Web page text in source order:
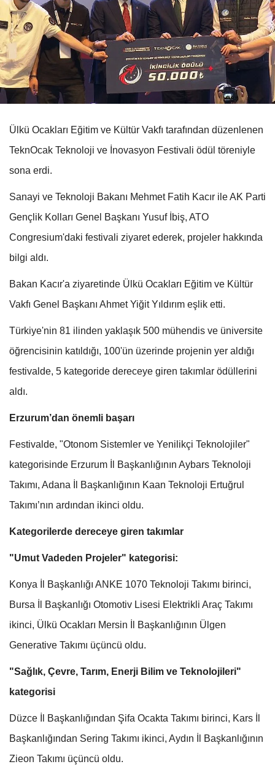
Ülkü Ocakları Eğitim ve Kültür Vakfı tarafından düzenlenen
TeknOcak Teknoloji ve İnovasyon Festivali ödül töreniyle
sona erdi.
Sanayi ve Teknoloji Bakanı Mehmet Fatih Kacır ile AK Parti
Gençlik Kolları Genel Başkanı Yusuf İbiş, ATO
Congresium'daki festivali ziyaret ederek, projeler hakkında
bilgi aldı.
Bakan Kacır'a ziyaretinde Ülkü Ocakları Eğitim ve Kültür
Vakfı Genel Başkanı Ahmet Yiğit Yıldırım eşlik etti.
Türkiye'nin 81 ilinden yaklaşık 500 mühendis ve üniversite
öğrencisinin katıldığı, 100'ün üzerinde projenin yer aldığı
festivalde, 5 kategoride dereceye giren takımlar ödüllerini
aldı.
Erzurum’dan önemli başarı
Festivalde, "Otonom Sistemler ve Yenilikçi Teknolojiler"
kategorisinde Erzurum İl Başkanlığının Aybars Teknoloji
Takımı, Adana İl Başkanlığının Kaan Teknoloji Ertuğrul
Takımı’nın ardından ikinci oldu.
Kategorilerde dereceye giren takımlar
"Umut Vadeden Projeler" kategorisi:
Konya İl Başkanlığı ANKE 1070 Teknoloji Takımı birinci,
Bursa İl Başkanlığı Otomotiv Lisesi Elektrikli Araç Takımı
ikinci, Ülkü Ocakları Mersin İl Başkanlığının Ülgen
Generative Takımı üçüncü oldu.
"Sağlık, Çevre, Tarım, Enerji Bilim ve Teknolojileri"
kategorisi
Düzce İl Başkanlığından Şifa Ocakta Takımı birinci, Kars İl
Başkanlığından Sering Takımı ikinci, Aydın İl Başkanlığının
Zieon Takımı üçüncü oldu.